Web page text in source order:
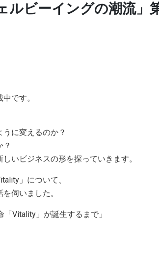
ルビーイングの潮流」
です。
に変えるのか？
？
いビジネスの形を探っていきます。
」について、
伺いました。
Vitality」が誕生するまで」